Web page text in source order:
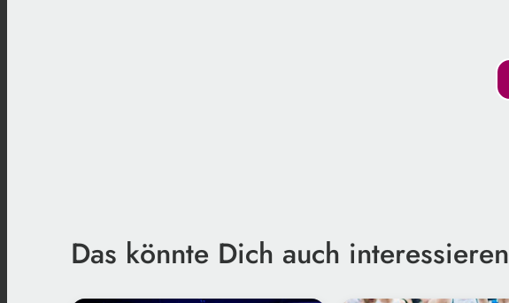
Das könnte Dich auch interessieren